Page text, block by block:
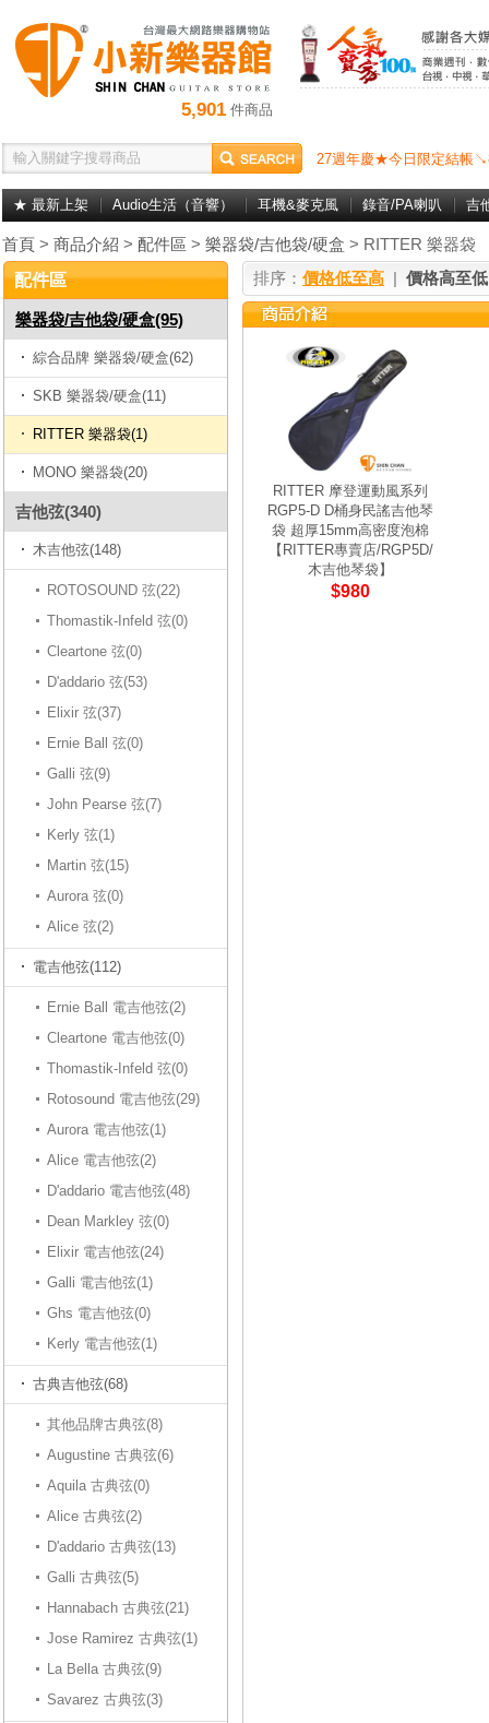
5,901 件商品
27週年慶★今日限定結帳
★ 最新上架 Audio生活（音響） 耳機&麥克風 錄音/PA喇叭 吉
首頁 > 商品介紹 > 配件區 > 樂器袋/吉他袋/硬盒 > RITTER 樂器袋
配件區
樂器袋/吉他袋/硬盒(95)
綜合品牌 樂器袋/硬盒(62)
SKB 樂器袋/硬盒(11)
RITTER 樂器袋(1)
MONO 樂器袋(20)
吉他弦(340)
木吉他弦(148)
ROTOSOUND 弦(22)
Thomastik-Infeld 弦(0)
Cleartone 弦(0)
D'addario 弦(53)
Elixir 弦(37)
Ernie Ball 弦(0)
Galli 弦(9)
John Pearse 弦(7)
Kerly 弦(1)
Martin 弦(15)
Aurora 弦(0)
Alice 弦(2)
電吉他弦(112)
Ernie Ball 電吉他弦(2)
Cleartone 電吉他弦(0)
Thomastik-Infeld 弦(0)
Rotosound 電吉他弦(29)
Aurora 電吉他弦(1)
Alice 電吉他弦(2)
D'addario 電吉他弦(48)
Dean Markley 弦(0)
Elixir 電吉他弦(24)
Galli 電吉他弦(1)
Ghs 電吉他弦(0)
Kerly 電吉他弦(1)
古典吉他弦(68)
其他品牌古典弦(8)
Augustine 古典弦(6)
Aquila 古典弦(0)
Alice 古典弦(2)
D'addario 古典弦(13)
Galli 古典弦(5)
Hannabach 古典弦(21)
Jose Ramirez 古典弦(1)
La Bella 古典弦(9)
Savarez 古典弦(3)
排序： 價格低至高 | 價格高至低
RITTER 摩登運動風系列
RGP5-D D桶身民謠吉他琴
袋 超厚15mm高密度泡棉
【RITTER專賣店/RGP5D/
木吉他琴袋】
$980